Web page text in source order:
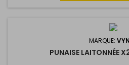
MARQUE:
PUNAISE LAITONNÉE